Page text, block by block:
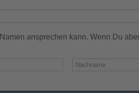
ansprechen kann. Wenn Du